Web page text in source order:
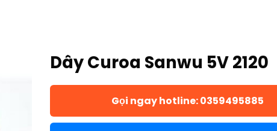
Dây Curoa Sanwu 5V 2120
Gọi ngay hotline: 0359495885